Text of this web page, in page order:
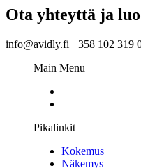
Ota yhteyttä ja
info@avidly.fi +358 102 319
Main Menu
Pikalinkit
Kokemus
Näkemys